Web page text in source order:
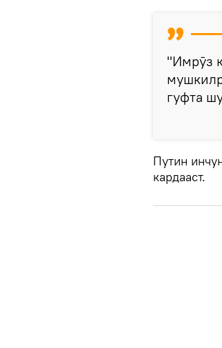
"Имрӯз
гуфта
Путин
кардааст.